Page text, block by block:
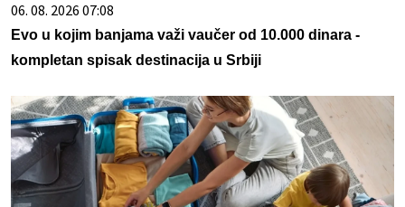
06. 08. 2026 07:08
Evo u kojim banjama važi vaučer od 10.000 dinara -
kompletan spisak destinacija u Srbiji